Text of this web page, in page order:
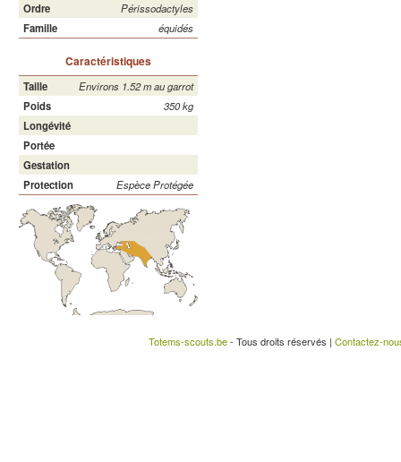
Ordre
Périssodactyles
Famille
équidés
Caractéristiques
Taille
Environs 1.52 m au garrot
Poids
350 kg
Longévité
Portée
Gestation
Protection
Espèce Protégée
Totems-scouts.be- Tous droits réservés | Contactez-